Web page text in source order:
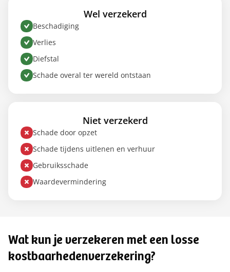
Wel verzekerd
Beschadiging
Verlies
Diefstal
Schade overal ter wereld ontstaan
Niet verzekerd
Schade door opzet
Schade tijdens uitlenen en verhuur
Gebruiksschade
Waardevermindering
Wat kun je verzekeren met een losse
kostbaarhedenverzekering?